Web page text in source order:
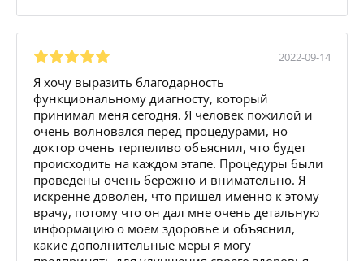
2022-09-14
Я хочу выразить благодарность
функциональному диагносту, который
принимал меня сегодня. Я человек пожилой и
очень волновался перед процедурами, но
доктор очень терпеливо объяснил, что будет
происходить на каждом этапе. Процедуры были
проведены очень бережно и внимательно. Я
искренне доволен, что пришел именно к этому
врачу, потому что он дал мне очень детальную
информацию о моем здоровье и объяснил,
какие дополнительные меры я могу